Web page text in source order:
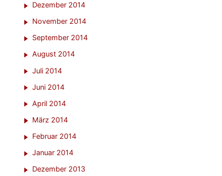
Dezember 2014
November 2014
September 2014
August 2014
Juli 2014
Juni 2014
April 2014
März 2014
Februar 2014
Januar 2014
Dezember 2013